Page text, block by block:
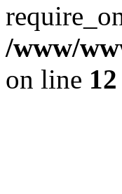
/www/
on line 12